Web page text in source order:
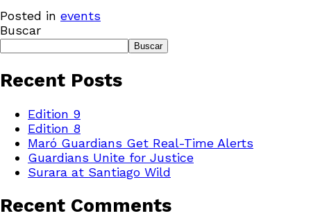
Posted in events
Buscar
Buscar
Recent Posts
Edition 9
Edition 8
Maró Guardians Get Real-Time Alerts
Guardians Unite for Justice
Surara at Santiago Wild
Recent Comments